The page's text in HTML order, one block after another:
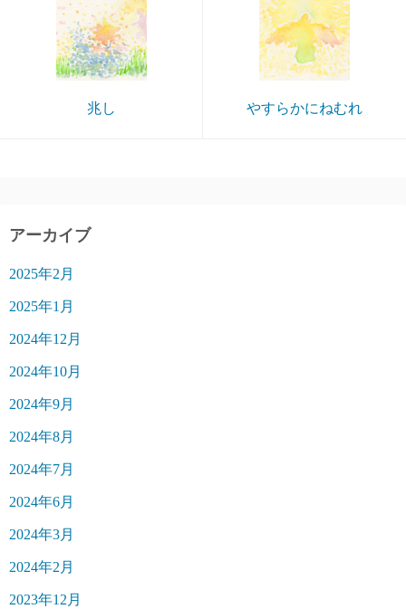
兆し やすらかにねむれ
アーカイブ
2025年2月
2025年1月
2024年12月
2024年10月
2024年9月
2024年8月
2024年7月
2024年6月
2024年3月
2024年2月
2023年12月